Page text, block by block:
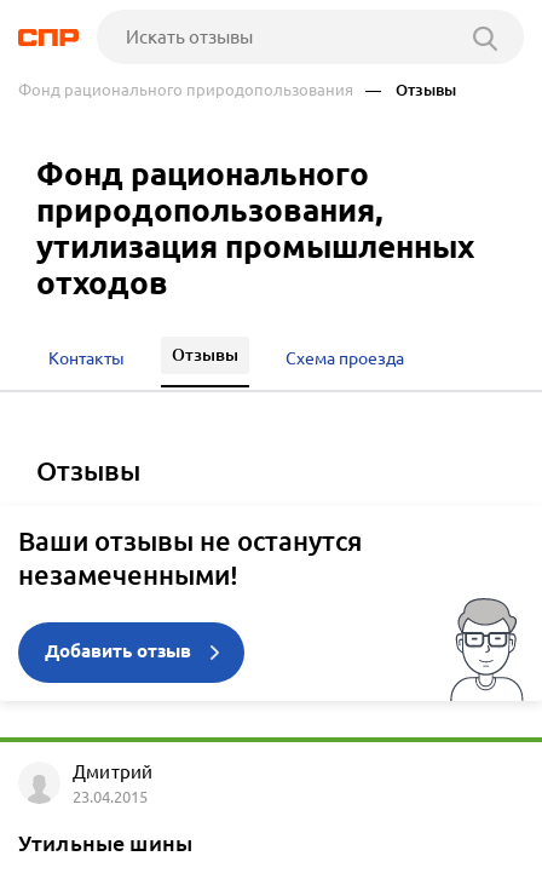
Фонд рационального природопользования — Отзывы
Фонд рационального
природопользования,
утилизация промышленных
отходов
отзывы
Контакты Отзывы Схема проезда
Ваши отзывы не останутся
незамеченными!
Добавить отзыв
Дмитрий
23.04.2015
Утильные шины